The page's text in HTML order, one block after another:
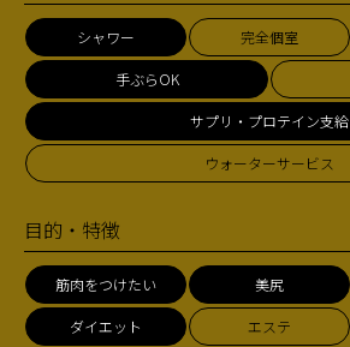
シャワー 完全個室
手ぶらOK
サプリ・プロテイン支給
ウォーターサービス
目的・特徴
筋肉をつけたい 美尻
ダイエット エステ